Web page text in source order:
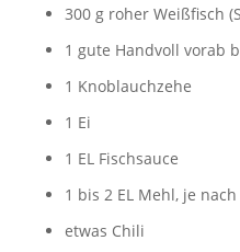
300 g roher Weißfisch
1 gute Handvoll vorab
1 Knoblauchzehe
1 Ei
1 EL Fischsauce
1 bis 2 EL Mehl, je
etwas Chili